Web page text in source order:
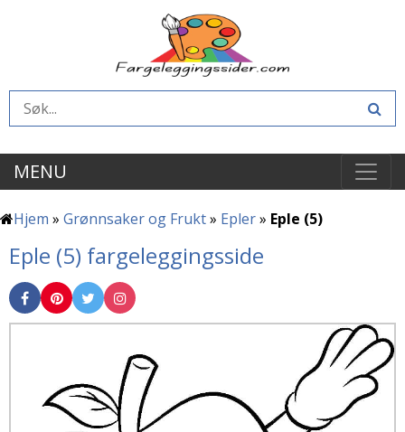
MENU
Hjem » Grønnsaker og Frukt» Epler» Eple (5)
Eple (5) fargeleggingsside